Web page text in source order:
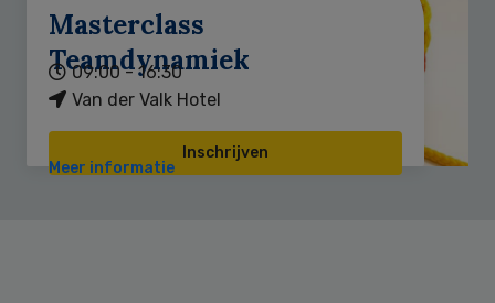
Masterclass
Teamdynamiek
09:00 - 16:30
Van der Valk Hotel
Inschrijven
Meer informatie